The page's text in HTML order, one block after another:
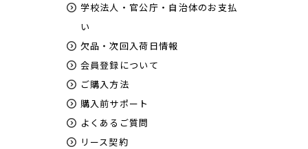
学校法人・官公庁・自治体のお支払
い
欠品・次回入荷日情報
会員登録について
ご購入方法
購入前サポート
よくあるご質問
リース契約